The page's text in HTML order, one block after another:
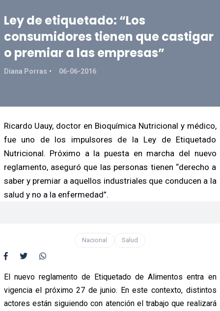
Ley de etiquetado: “Los
consumidores tienen que castigar
o premiar a las empresas”
Diana Porras 06-06-2016
Ricardo Uauy, doctor en Bioquímica Nutricional y médico,
fue uno de los impulsores de la Ley de Etiquetado
Nutricional. Próximo a la puesta en marcha del nuevo
reglamento, aseguró que las personas tienen “derecho a
saber y premiar a aquellos industriales que conducen a la
salud y no a la enfermedad”.
Nacional Salud
El nuevo reglamento de Etiquetado de Alimentos entra en
vigencia el próximo 27 de junio. En este contexto, distintos
actores están siguiendo con atención el trabajo que realizará